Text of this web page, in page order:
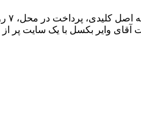
وایر بکسل با یک سایت پر